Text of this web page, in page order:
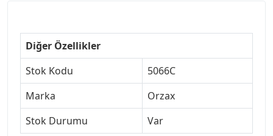
Diğer Özellikler
Stok Kodu
5066C
Marka
Orzax
Stok Durumu
Var